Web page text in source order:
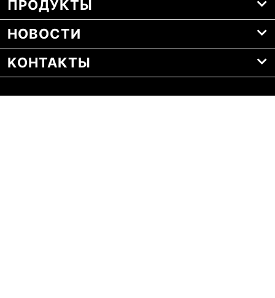
ПРОДУКТЫ
НОВОСТИ
KОНТАКТЫ